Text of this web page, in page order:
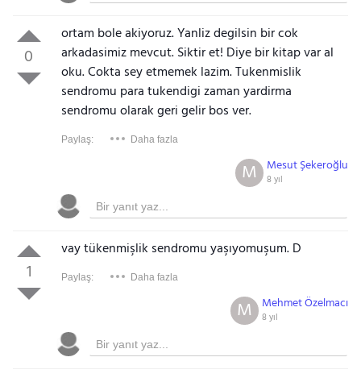
0
ortam bole akiyoruz. Yanliz degilsin bir cok
arkadasimiz mevcut. Siktir et! Diye bir kitap var al
oku. Cokta sey etmemek lazim. Tukenmislik
sendromu para tukendigi zaman yardirma
sendromu olarak geri gelir bos ver.
Paylaş: Daha fazla
Mesut Şekeroğlu
8 yıl
M
1
vay tükenmişlik sendromu yaşıyomuşum. D
Paylaş: Daha fazla
Mehmet Özelmacı
8 yıl
M